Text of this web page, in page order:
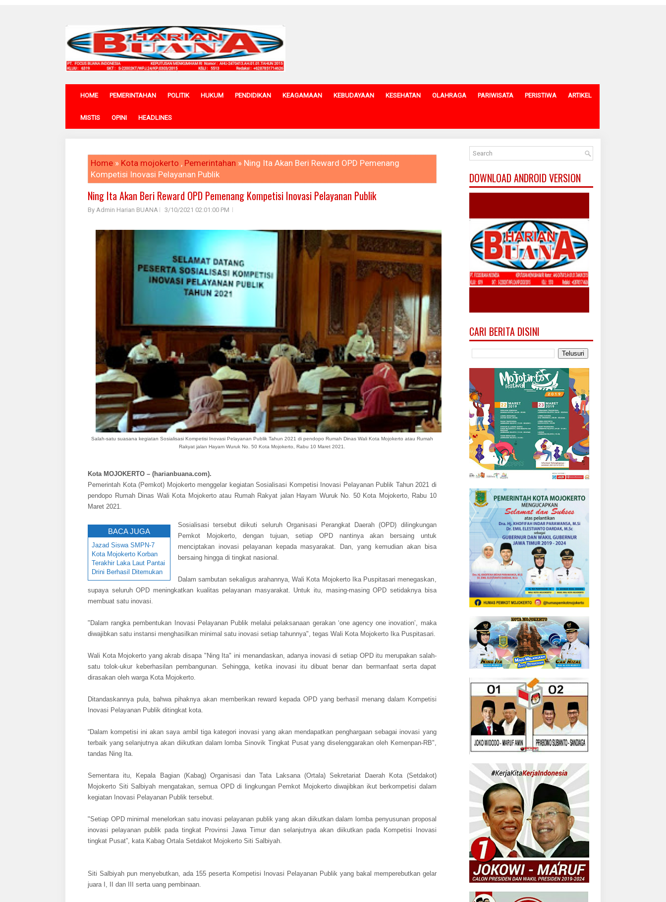
HOME PEMERINTAHAN POLITIK HUKUM PENDIDIKAN KEAGAMAAN KEBUDAYAAN KESEHATAN OLAHRAGA PARIWISATA PERISTIWA ARTIKEL
MISTIS OPINI HEADLINES
Home » Kota mojokerto , Pemerintahan » Ning Ita Akan Beri Reward OPD Pemenang
Kompetisi Inovasi Pelayanan Publik
Ning Ita Akan Beri Reward OPD Pemenang Kompetisi Inovasi Pelayanan Publik
By Admin Harian BUANA 3/10/2021 02:01:00 PM
Salah-satu suasana kegiatan Sosialisasi Kompetisi Inovasi Pelayanan Publik Tahun 2021 di pendopo Rumah Dinas Wali Kota Mojokerto atau Rumah
Rakyat jalan Hayam Wuruk No. 50 Kota Mojokerto, Rabu 10 Maret 2021
Kota MOJOKERTO – (harianbuana.com).
Pemerintah Kota (Pemkot) Mojokerto menggelar kegiatan Sosialisasi Kompetisi Inovasi Pelayanan Publik Tahun 2021 di
pendopo Rumah Dinas Wali Kota Mojokerto atau Rumah Rakyat jalan Hayam Wuruk No. 50 Kota Mojokerto, Rabu 10
Maret 2021.
BACA JUGA
Jazad Siswa SMPN-7
Kota Mojokerto Korban
Terakhir Laka Laut Pantai
Drini Berhasil Ditemukan
Sosialisasi tersebut diikuti seluruh Organisasi Perangkat Daerah (OPD) dilingkungan
Pemkot Mojokerto, dengan tujuan, setiap OPD nantinya akan bersaing untuk
menciptakan inovasi pelayanan kepada masyarakat. Dan, yang kemudian akan bisa
bersaing hingga di tingkat nasional.
Dalam sambutan sekaligus arahannya, Wali Kota Mojokerto Ika Puspitasari menegaskan,
supaya seluruh OPD meningkatkan kualitas pelayanan masyarakat. Untuk itu, masing-masing OPD setidaknya bisa
membuat satu inovasi.
"Dalam rangka pembentukan Inovasi Pelayanan Publik melalui pelaksanaan gerakan ‘one agency one inovation’, maka
diwajibkan satu instansi menghasilkan minimal satu inovasi setiap tahunnya", tegas Wali Kota Mojokerto Ika Puspitasari.
Wali Kota Mojokerto yang akrab disapa "Ning Ita" ini menandaskan, adanya inovasi di setiap OPD itu merupakan salah-
satu tolok-ukur keberhasilan pembangunan. Sehingga, ketika inovasi itu dibuat benar dan bermanfaat serta dapat
dirasakan oleh warga Kota Mojokerto.
Ditandaskannya pula, bahwa pihaknya akan memberikan reward kepada OPD yang berhasil menang dalam Kompetisi
Inovasi Pelayanan Publik ditingkat kota.
“Dalam kompetisi ini akan saya ambil tiga kategori inovasi yang akan mendapatkan penghargaan sebagai inovasi yang
terbaik yang selanjutnya akan diikutkan dalam lomba Sinovik Tingkat Pusat yang diselenggarakan oleh Kemenpan-RB",
tandas Ning Ita.
Sementara itu, Kepala Bagian (Kabag) Organisasi dan Tata Laksana (Ortala) Sekretariat Daerah Kota (Setdakot)
Mojokerto Siti Salbiyah mengatakan, semua OPD di lingkungan Pemkot Mojokerto diwajibkan ikut berkompetisi dalam
kegiatan Inovasi Pelayanan Publik tersebut.
"Setiap OPD minimal menelorkan satu inovasi pelayanan publik yang akan diikutkan dalam lomba penyusunan proposal
inovasi pelayanan publik pada tingkat Provinsi Jawa Timur dan selanjutnya akan diikutkan pada Kompetisi Inovasi
tingkat Pusat”, kata Kabag Ortala Setdakot Mojokerto Siti Salbiyah.
Siti Salbiyah pun menyebutkan, ada 155 peserta Kompetisi Inovasi Pelayanan Publik yang bakal memperebutkan gelar
juara I, II dan III serta uang pembinaan.
DOWNLOAD ANDROID VERSION
CARI BERITA DISINI